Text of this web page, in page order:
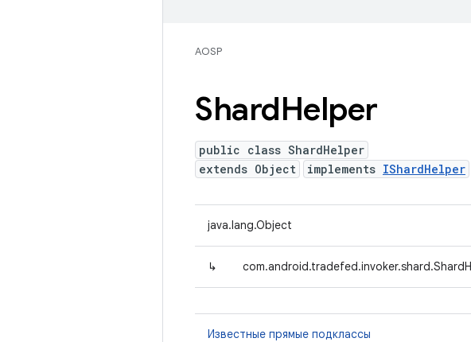
AOSP
ShardHelper
public class ShardHelper
extends Object
implements IShardHelper
java.lang.Object
↳
Известные прямые подклассы